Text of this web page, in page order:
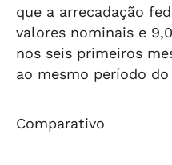
que a arrecadação
valores nominais e
nos seis primeiros
ao mesmo período do
Comparativo